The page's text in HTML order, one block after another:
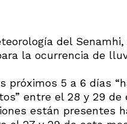
del
la ocurrencia de
próximos 5 a 6 días
entre el 28 y 29 de
están presentes